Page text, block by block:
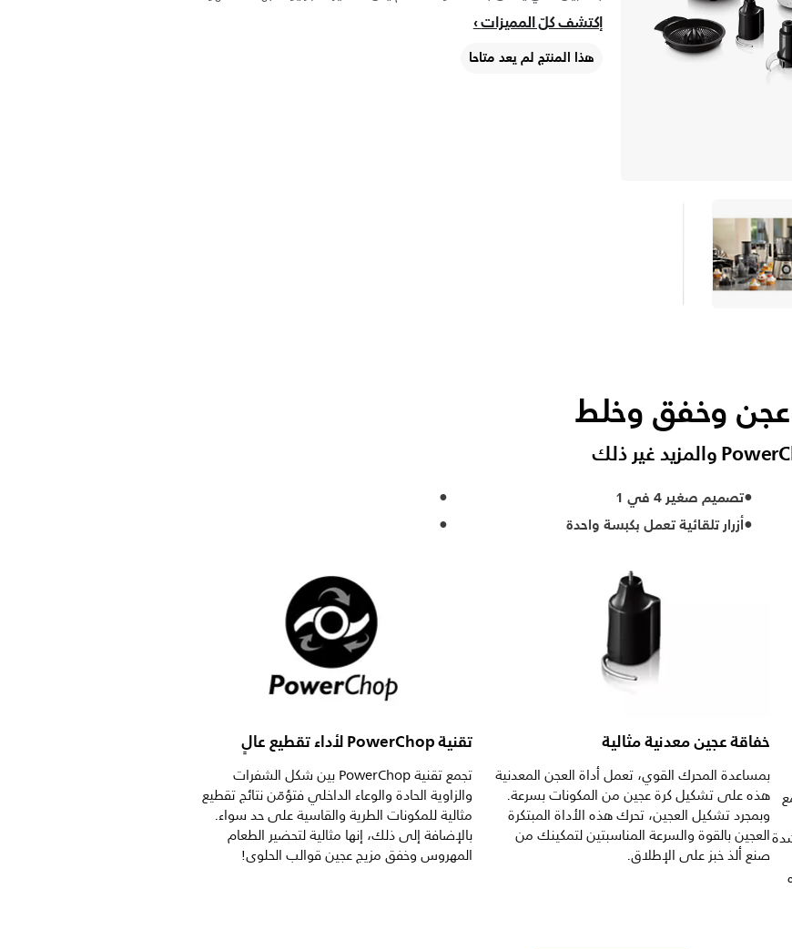
إكتشف كلّ المميزات
هذا المنتج لم يعد متاحا
وخفق وخلط
تصميم صغير 4 في 1
أزرار تلقائية تعمل بكبسة واحدة
والقشدة
خفاقة عجين معدنية مثالية
بمساعدة المحرك القوي، تعمل أداة العجن المعدنية
هذه على تشكيل كرة عجين من المكونات بسرعة.
وبمجرد تشكيل العجين، تحرك هذه الأداة المبتكرة
العجين بالقوة والسرعة المناسبتين لتمكينك من
صنع ألذ خبز على الإطلاق.
تقنية PowerChop لأداء تقطيع عالٍ
تجمع تقنية PowerChop بين شكل الشفرات
والزاوية الحادة والوعاء الداخلي فتؤمّن نتائج تقطيع
مثالية للمكونات الطرية والقاسية على حد سواء.
بالإضافة إلى ذلك، إنها مثالية لتحضير الطعام
المهروس وخفق مزيج عجين قوالب الحلوى!